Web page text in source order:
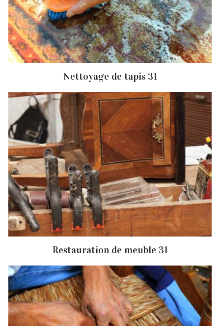
Nettoyage de tapis 31
Restauration de meuble 31